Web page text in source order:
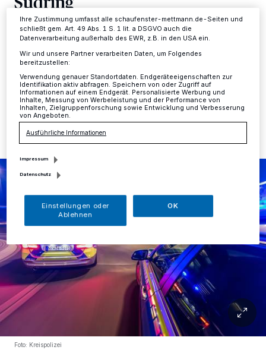
Mettmann·Bei einem Verkehrsunfall zwischen einem
Lkw mit Sattelzuganhänger und einem Mercedes ist am
Mittwoch, 8. Mai, hoher Sachschaden entstanden.
10.05.2019 , 12:10 Uhr Eine Minute Lesezeit
Foto: Kreispolizei
Informationen finden Sie in unserer Datenschutzerklärung.
Ihre Zustimmung umfasst alle schaufenster-mettmann.de-Seiten und
schließt gem. Art. 49 Abs. 1 S. 1 lit. a DSGVO auch die
Datenverarbeitung außerhalb des EWR, z.B. in den USA ein.
Wir und unsere Partner verarbeiten Daten, um Folgendes
bereitzustellen:
Verwendung genauer Standortdaten. Endgeräteeigenschaften zur
Identifikation aktiv abfragen. Speichern von oder Zugriff auf
Informationen auf einem Endgerät. Personalisierte Werbung und
Inhalte, Messung von Werbeleistung und der Performance von
Inhalten, Zielgruppenforschung sowie Entwicklung und Verbesserung
von Angeboten.
Ausführliche Informationen
Impressum
Datenschutz
Einstellungen oder
Ablehnen
OK